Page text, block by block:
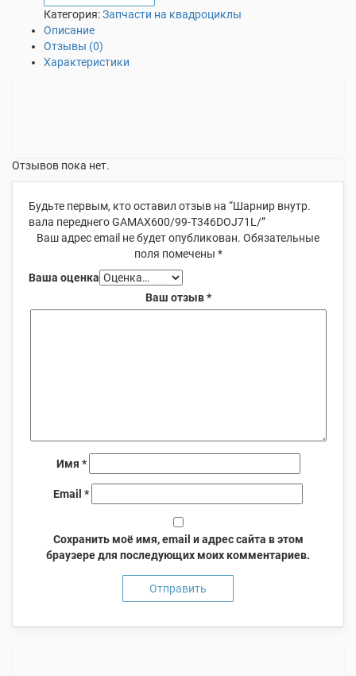
Категория:Запчасти на квадроциклы
Описание
Отзывы (0)
Характеристики
Отзывов пока нет.
Будьте первым, кто оставил отзыв на “Шарнир внутр.
вала переднего GAMAX600/99-T346DOJ71L/”
Ваш адрес email не будет опубликован. Обязательные
поля помечены *
Ваша оценка
Ваш отзыв*
Имя *
Email *
Сохранить моё имя, email и адрес сайта в этом
браузере для последующих моих комментариев.